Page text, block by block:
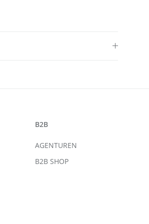
B2B
AGENTUREN
B2B SHOP